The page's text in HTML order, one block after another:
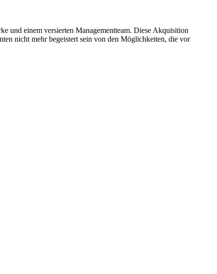
und einem versierten Managementteam. Diese Akquisition
nicht mehr begeistert sein von den Möglichkeiten, die vor